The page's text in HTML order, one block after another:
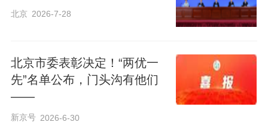
北京 2026-7-28
北京市委表彰决定！“两优一
先”名单公布，门头沟有他们
——
新京号 2026-6-30